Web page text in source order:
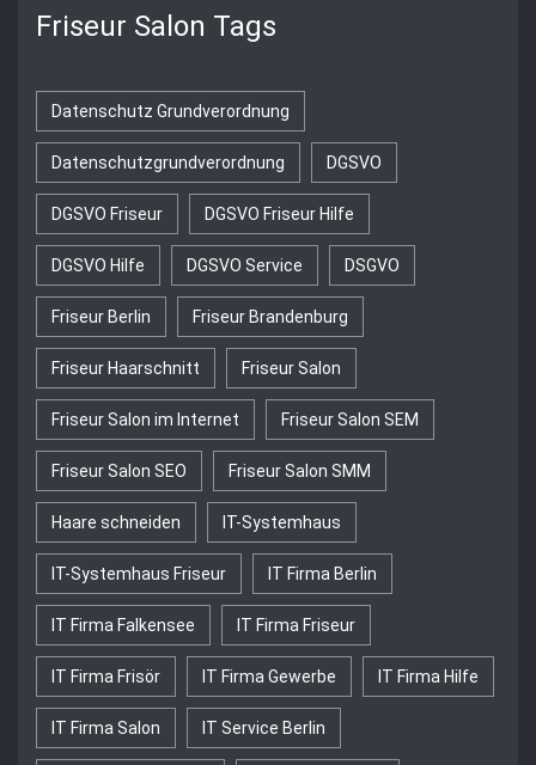
Friseur Salon Tags
Datenschutz Grundverordnung
Datenschutzgrundverordnung DGSVO
DGSVO Friseur DGSVO Friseur Hilfe
DGSVO Hilfe DGSVO Service DSGVO
Friseur Berlin Friseur Brandenburg
Friseur Haarschnitt Friseur Salon
Friseur Salon im Internet Friseur Salon SEM
Friseur Salon SEO Friseur Salon SMM
Haare schneiden IT-Systemhaus
IT-Systemhaus Friseur IT Firma Berlin
IT Firma Falkensee IT Firma Friseur
IT Firma Frisör IT Firma Gewerbe IT Firma Hilfe
IT Firma Salon IT Service Berlin